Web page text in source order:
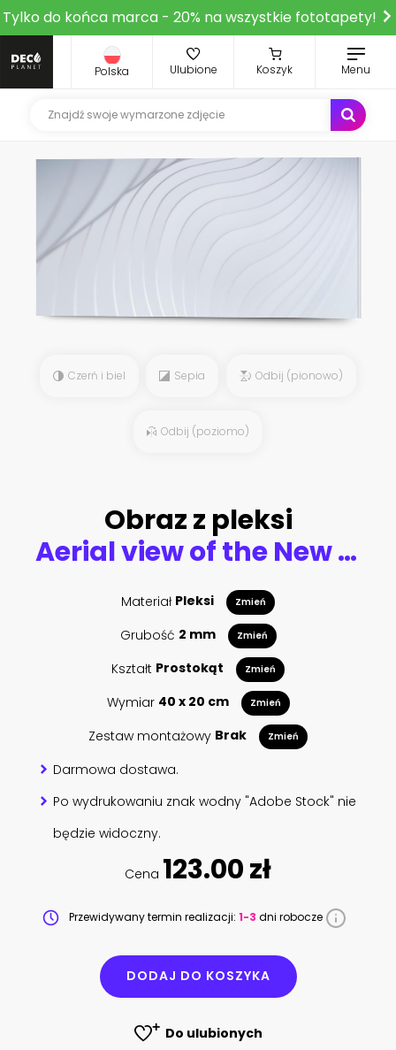
Tylko do końca marca - 20% na wszystkie fototapety!
Polska Ulubione Koszyk Menu
Czerń i biel Sepia Odbij (pionowo)
Odbij (poziomo)
Obraz z pleksi
Aerial view of the New York City skyline near Midtown watercolor painting
Materiał Pleksi Zmień
Grubość 2 mm Zmień
Kształt Prostokąt Zmień
Wymiar 40 x 20 cm Zmień
Zestaw montażowy Brak Zmień
Darmowa dostawa.
Po wydrukowaniu znak wodny "Adobe Stock" nie
będzie widoczny.
Cena 123.00 zł
Przewidywany termin realizacji: 1-3 dni robocze
DODAJ DO KOSZYKA
Do ulubionych